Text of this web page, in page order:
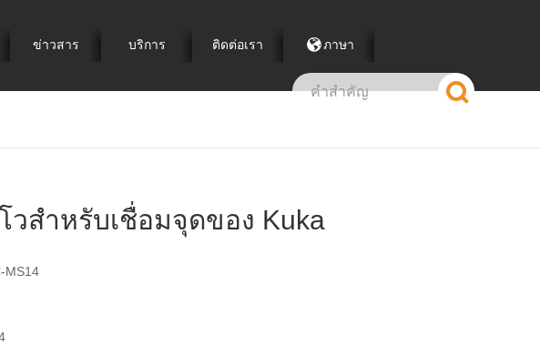
ข่าวสาร บริการ ติดต่อเรา ภาษา
วสำหรับเชื่อมจุดของ Kuka
MS14